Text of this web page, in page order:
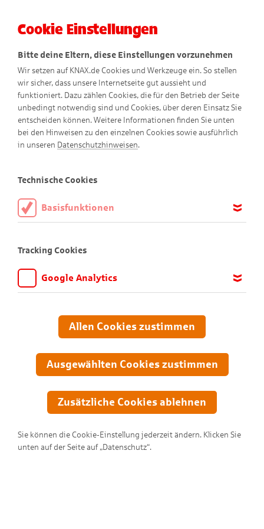
Der Zauberhut
Cookie Einstellungen
Bitte deine Eltern, diese Einstellungen vorzunehmen
Wir setzen auf KNAX.de Cookies und Werkzeuge ein. So stellen
wir sicher, dass unsere Internetseite gut aussieht und
funktioniert. Dazu zählen Cookies, die für den Betrieb der Seite
unbedingt notwendig sind und Cookies, über deren Einsatz Sie
entscheiden können. Weitere Informationen finden Sie unten
bei den Hinweisen zu den einzelnen Cookies sowie ausführlich
in unseren Datenschutzhinweisen.
Technische Cookies
Basisfunktionen
aktiviert sein.
Tracking Cookies
Google Analytics
anpassen und verbessern können. Aus diesem Grund nutzen wir
Google Analytics. Dieses Werkzeug erfasst die Seitenaufrufe zu
Übertragung anonymisiert.
Allen Cookies zustimmen
Ausgewählten Cookies zustimmen
Zusätzliche Cookies ablehnen
Sie können die Cookie-Einstellung jederzeit ändern. Klicken Sie
unten auf der Seite auf „Datenschutz“.